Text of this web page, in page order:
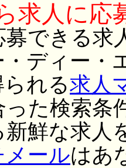
求人に応
できる求
ディー・
れる求人
た検索条
新鮮な求人
ールはあ